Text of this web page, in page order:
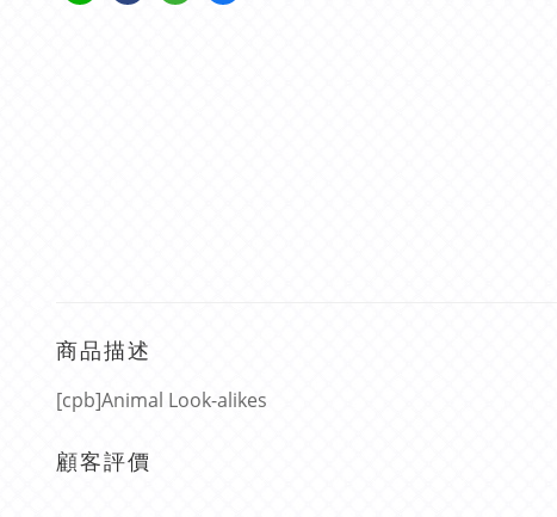
商品描述
[cpb]Animal Look-alikes
顧客評價